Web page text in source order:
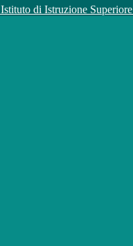
Istituto di Istruzione Superiore